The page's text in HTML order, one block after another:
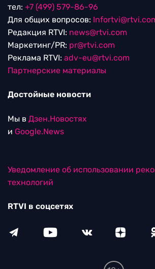
тел: +7 (499) 579-86-96
Для общих вопросов:
Редакция RTVI: news@rtvi.com
Маркетинг/PR: pr@rtvi.com
Реклама RTVI: adv-eu@rtvi.com
Партнерские материалы
Достойные новости
Мы в Дзен.Новостях
и Google.News
Уведомление об использовании
технологий
RTVI в соцсетях